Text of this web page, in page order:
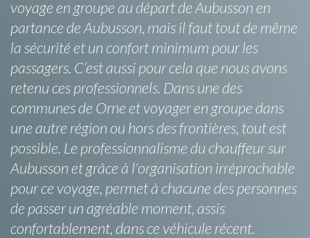
voyage en groupe au départ de Aubusson en
partance de Aubusson, mais il faut tout de même
la sécurité et un confort minimum pour les
passagers. C’est aussi pour cela que nous avons
retenu ces professionnels. Dans une des
communes de Orne et voyager en groupe dans
une autre région ou hors des frontières, tout est
possible. Le professionnalisme du chauffeur sur
Aubusson et grâce à l'organisation irréprochable
pour ce voyage, permet à chacune des personnes
de passer un agréable moment, assis
confortablement, dans ce véhicule récent.